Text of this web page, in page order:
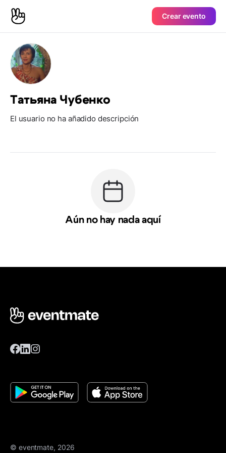
Crear evento
Татьяна Чубенко
El usuario no ha añadido descripción
Aún no hay nada aquí
© eventmate, 2026